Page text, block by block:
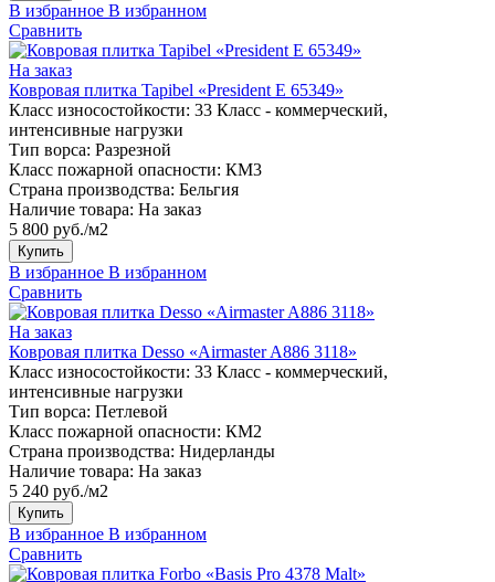
В избранное В избранном
Сравнить
На заказ
Ковровая плитка Tapibel «President E 65349»
Класс износостойкости: 33 Класс - коммерческий,
интенсивные нагрузки
Тип ворса: Разрезной
Класс пожарной опасности: КМ3
Страна производства: Бельгия
Наличие товара: На заказ
5 800 руб./м2
Купить
В избранное В избранном
Сравнить
На заказ
Ковровая плитка Desso «Airmaster A886 3118»
Класс износостойкости: 33 Класс - коммерческий,
интенсивные нагрузки
Тип ворса: Петлевой
Класс пожарной опасности: КМ2
Страна производства: Нидерланды
Наличие товара: На заказ
5 240 руб./м2
Купить
В избранное В избранном
Сравнить